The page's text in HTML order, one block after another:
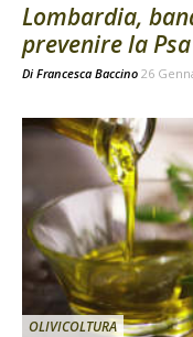
Lombardia,
prevenire la Psa
Di Francesca Baccino 26
OLIVICOLTURA